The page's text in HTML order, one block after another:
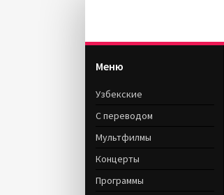
Меню
Узбекские
С переводом
Мультфилмы
Концерты
Программы